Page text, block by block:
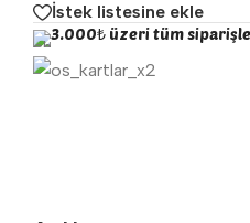
İstek listesine ekle
3.000₺ üzeri tüm